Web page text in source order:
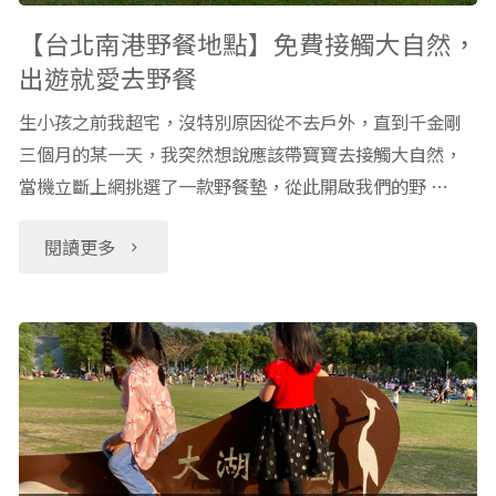
免
出
國
溜
冰
玩
戶
外
景
點：
大
梯
田
生
【台北南港野餐地點】免費接觸大自然，
出遊就愛去野餐
生小孩之前我超宅，沒特別原因從不去戶外，直到千金剛
三個月的某一天，我突然想說應該帶寶寶去接觸大自然，
當機立斷上網挑選了一款野餐墊，從此開啟我們的野 …
閱讀更多
"【台
南
港
野